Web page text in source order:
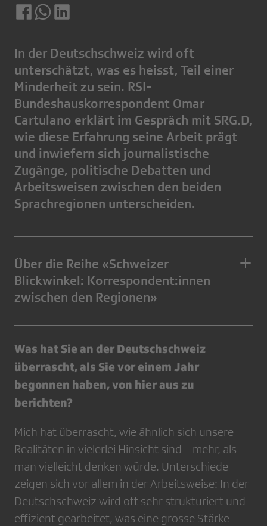
In der Deutschschweiz wird oft
unterschätzt, was es heisst, Teil einer
Minderheit zu sein. RSI-
Bundeshauskorrespondent Omar
Cartulano erklärt im Gespräch mit SRG.D,
wie diese Erfahrung seine Arbeit prägt
und inwiefern sich journalistische
Zugänge, politische Debatten und
Arbeitsweisen zwischen den beiden
Sprachregionen unterscheiden.
Über die Reihe «Schweizer
Blickwinkel: Korrespondent:innen
zwischen den Regionen»
Was hat Sie an der Deutschschweiz
überrascht, als Sie vor einem Jahr
begonnen haben, von hier aus zu
berichten?
Mich hat überrascht, wie ähnlich sich unsere
Realitäten in vielerlei Hinsicht sind – mehr, als
man vielleicht denken würde. Unterschiede
zeigen sich vor allem in der Arbeitsweise: In der
Deutschschweiz wird oft sehr strukturiert und
effizient gearbeitet, was eine grosse Stärke